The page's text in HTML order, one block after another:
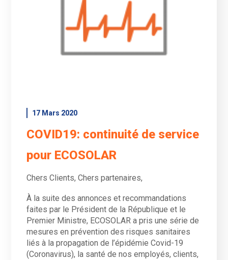
17 Mars 2020
COVID19: continuité de service
pour ECOSOLAR
Chers Clients, Chers partenaires,
À la suite des annonces et recommandations
faites par le Président de la République et le
Premier Ministre, ECOSOLAR a pris une série de
mesures en prévention des risques sanitaires
liés à la propagation de l’épidémie Covid-19
(Coronavirus), la santé de nos employés, clients,